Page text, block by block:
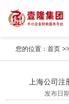
您的位置：首页 >>
上海公司
发布日